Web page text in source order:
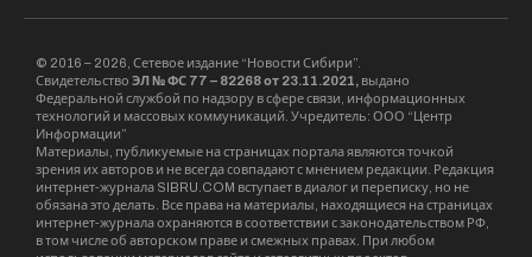
© 2016 – 2026, Сетевое издание “Новости Сибири”.
Свидетельство ЭЛ № ФС 77 – 82268 от 23.11.2021, выдано
Федеральной службой по надзору в сфере связи, информационных
технологий и массовых коммуникаций. Учредитель: ООО “Центр
Информации”
Материалы, публикуемые на страницах портала являются точкой
зрения их авторов и не всегда совпадают с мнением редакции. Редакция
интернет-журнала SIBRU.COM вступает в диалог и переписку, но не
обязана это делать. Все права на материалы, находящиеся на страницах
интернет-журнала охраняются в соответствии с законодательством РФ,
в том числе об авторском праве и смежных правах. При любом